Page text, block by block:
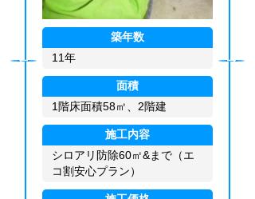
築年数
11年
面積
1階床面積58㎡、2階建
施工内容
シロアリ防除60㎡&まで（エ
コ割安心プラン）